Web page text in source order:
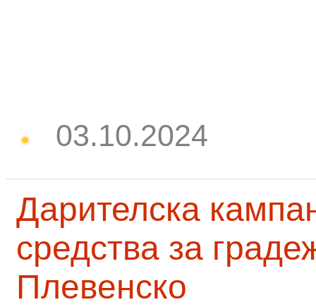
03.10.2024
Дарителска
средства за
Плевенско